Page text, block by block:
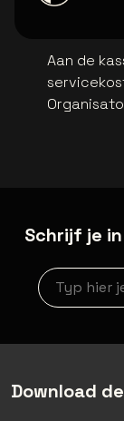
Aan de
Schrijf je
Nieuwsbrief
Download